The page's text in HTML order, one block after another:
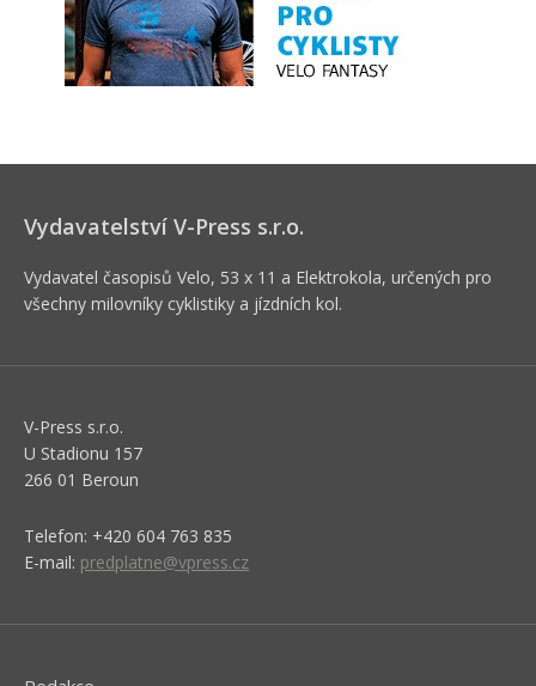
Vydavatelství V-Press s.r.o.
Vydavatel časopisů Velo, 53 x 11 a Elektrokola, určených pro
všechny milovníky cyklistiky a jízdních kol.
V-Press s.r.o.
U Stadionu 157
266 01 Beroun
Telefon: +420 604 763 835
E-mail: predplatne@vpress.cz